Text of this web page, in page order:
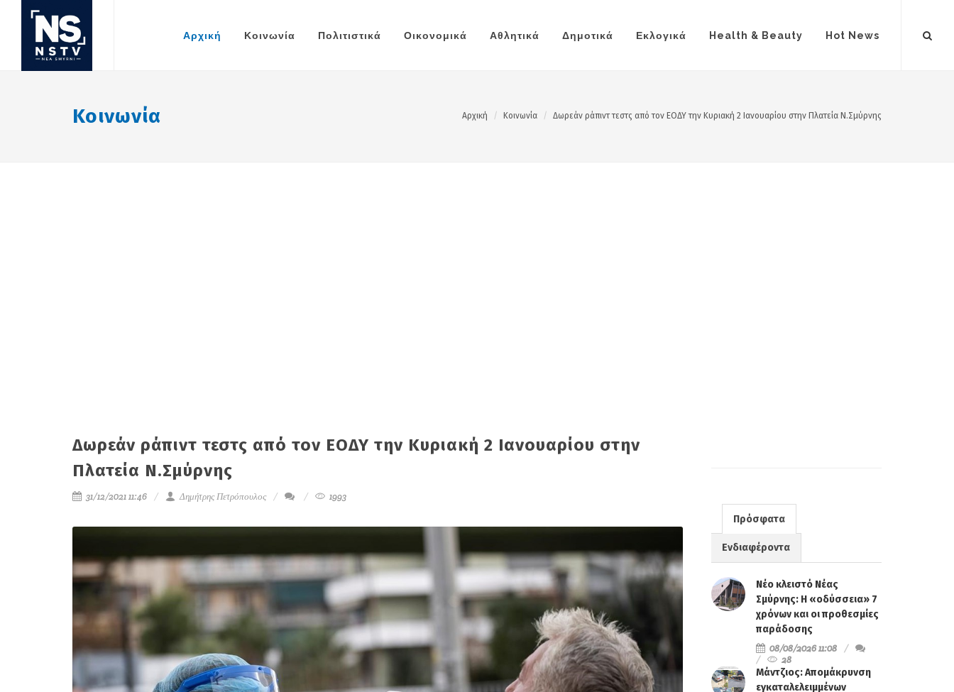
Αρχική Κοινωνία Πολιτιστικά Οικονομικά Αθλητικά Δημοτικά Εκλογικά Health & Beauty Hot News
Κοινωνία Αρχική Κοινωνία Δωρεάν ράπιντ τεστς από τον ΕΟΔΥ την Κυριακή 2 Ιανουαρίου στην Πλατεία Ν.Σμύρνης
Δωρεάν ράπιντ τεστς από τον ΕΟΔΥ την Κυριακή 2 Ιανουαρίου στην
Πλατεία Ν.Σμύρνης
31/12/2021 11:46 Δημήτρης Πετρόπουλος 1993
Πρόσφατα
Ενδιαφέροντα
Νέο κλειστό Νέας
Σμύρνης: Η «οδύσσεια» 7
χρόνων και οι προθεσμίες
παράδοσης
08/08/2026 11:08
28
Μάντζιος: Απομάκρυνση
εγκαταλελειμμένων